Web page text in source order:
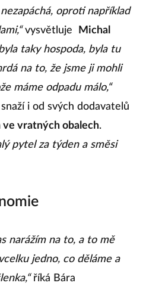
oproti například
vysvětluje
Michal
taky hospoda, byla tu
na to, že jsme ji mohli
máme odpadu málo,“
i od svých dodavatelů
vratných obalech.
pytel za týden a směsi
narážím na to, a to mě
jedno, co děláme a
říká Bára